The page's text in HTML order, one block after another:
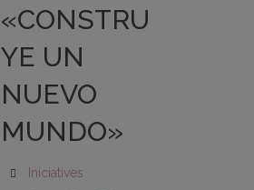
«CONSTRU
YE UN
NUEVO
MUNDO»
Iniciatives